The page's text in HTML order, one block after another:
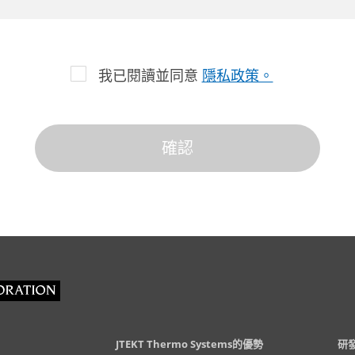
我已閱讀並同意 隱私政策。
JTEKT Thermo Systems的優勢 研